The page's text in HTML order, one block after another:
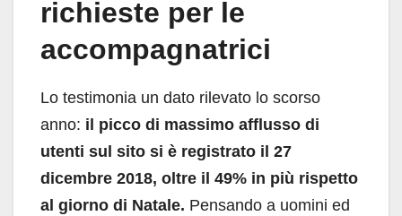
richieste per le
accompagnatrici
Lo testimonia un dato rilevato lo scorso
anno: il picco di massimo afflusso di
utenti sul sito si è registrato il 27
dicembre 2018, oltre il 49% in più rispetto
al giorno di Natale. Pensando a uomini ed